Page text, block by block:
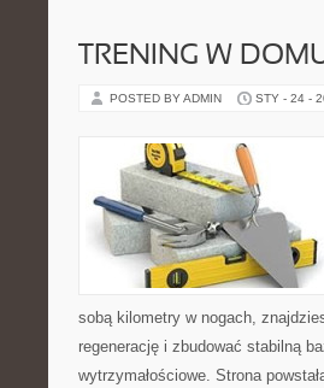
TRENING W
POSTED BY ADMIN STY - 24 -
sobą kilometry w nogach,
regenerację i zbudować stabilną
wytrzymałościowe. Strona